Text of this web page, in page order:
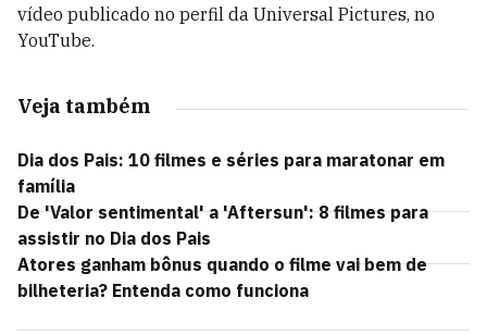
vídeo publicado no perfil da Universal Pictures, no
YouTube.
Veja também
Dia dos Pais: 10 filmes e séries para maratonar em
família
De 'Valor sentimental' a 'Aftersun': 8 filmes para
assistir no Dia dos Pais
Atores ganham bônus quando o filme vai bem de
bilheteria? Entenda como funciona